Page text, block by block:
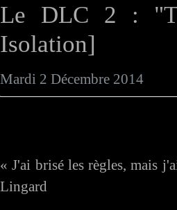
Le DLC 2 :
Isolation]
Mardi 2 Décembre 2014
« J'ai brisé les règles, mais
Lingard